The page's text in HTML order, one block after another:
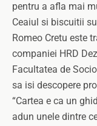
pentru a afla mai
Ceaiul si biscuitii
Romeo Cretu este
companiei HRD
Facultatea de
sa isi descopere
“Cartea e ca un
adun unele dintre